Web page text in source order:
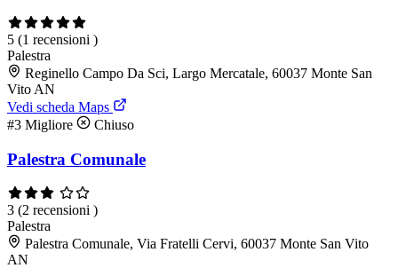
5 (1 recensioni )
Palestra
Reginello Campo Da Sci, Largo Mercatale, 60037 Monte San
Vito AN
Vedi scheda Maps
#3 Migliore Chiuso
Palestra Comunale
3 (2 recensioni )
Palestra
Palestra Comunale, Via Fratelli Cervi, 60037 Monte San Vito
AN